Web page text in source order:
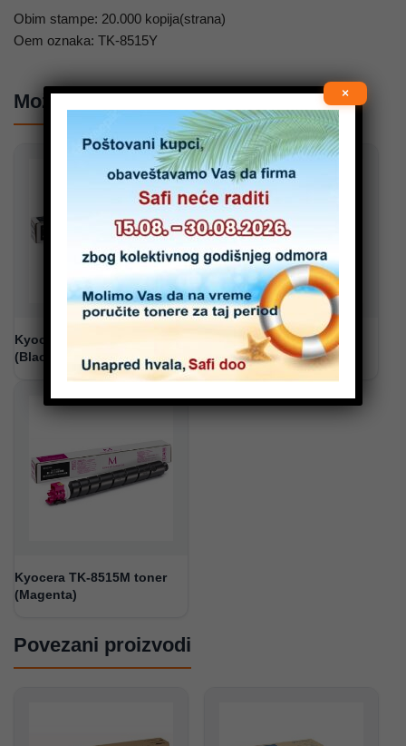
Obim stampe: 20.000 kopija(strana)
Oem oznaka: TK-8515Y
Možda će vam se svideti …
Kyocera TK-8515K toner
(Black)
Kyocera TK-8515C toner
(Cyan)
Kyocera TK-8515M toner
(Magenta)
Povezani proizvodi
×